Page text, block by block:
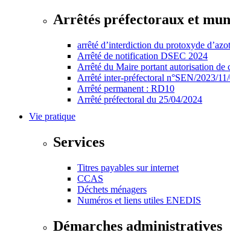
Arrêtés préfectoraux et
arrêté d’interdiction du protoxyde
Arrêté de notification DSEC 2024
Arrêté du Maire portant autorisation de
Arrêté inter-préfectoral n°SEN/2023/
Arrêté permanent : RD10
Arrêté préfectoral du 25/04/2024
Vie pratique
Services
Titres payables sur internet
CCAS
Déchets ménagers
Numéros et liens utiles ENEDIS
Démarches administratives